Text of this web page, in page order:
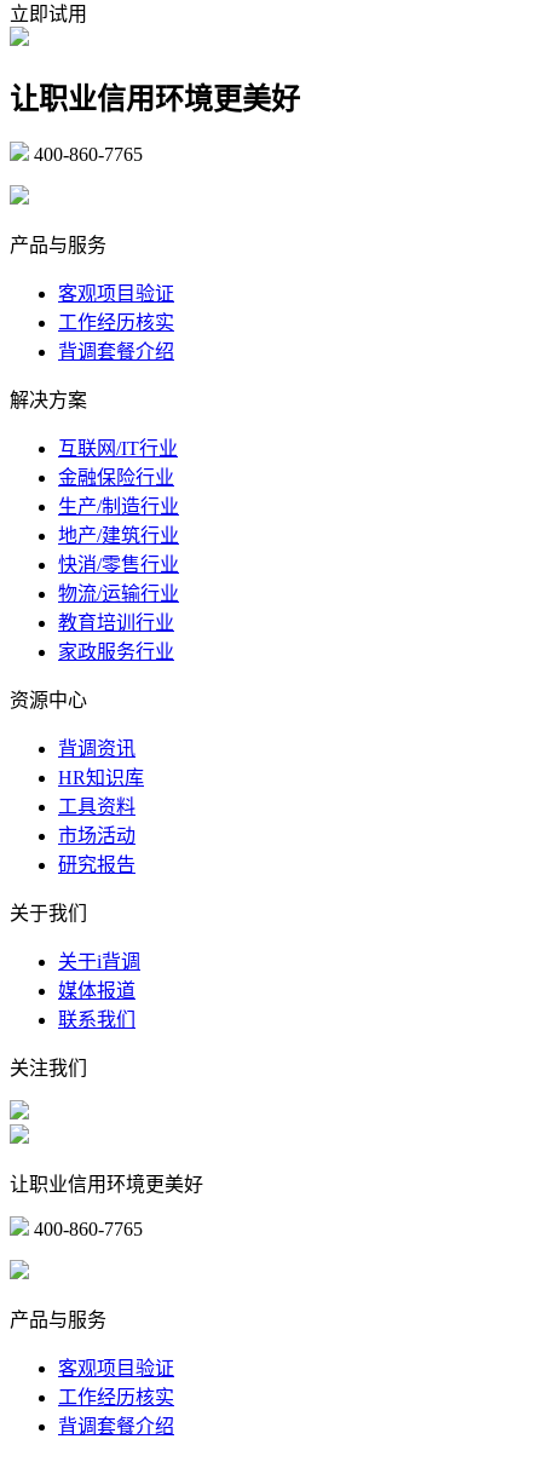
立即试用
让职业信用环境更美好
400-860-7765
产品与服务
客观项目验证
工作经历核实
背调套餐介绍
解决方案
互联网/IT行业
金融保险行业
生产/制造行业
地产/建筑行业
快消/零售行业
物流/运输行业
教育培训行业
家政服务行业
资源中心
背调资讯
HR知识库
工具资料
市场活动
研究报告
关于我们
关于i背调
媒体报道
联系我们
关注我们
让职业信用环境更美好
400-860-7765
产品与服务
客观项目验证
工作经历核实
背调套餐介绍